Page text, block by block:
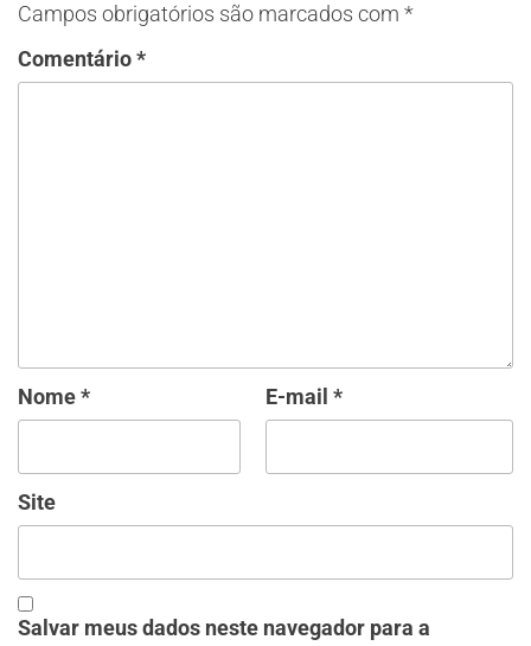
Campos obrigatórios são marcados com *
Comentário*
Nome* E-mail *
Site
Salvar meus dados neste navegador para a